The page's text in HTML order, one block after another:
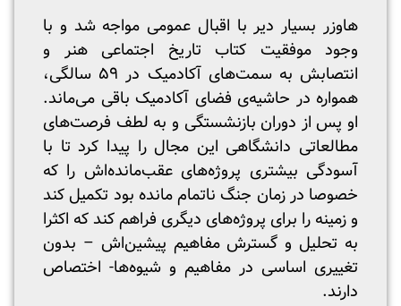
هاوزر بسیار دیر با اقبال عمومی مواجه شد و با
وجود موفقیت کتاب تاریخ اجتماعی هنر و
انتصابش به سمت‌های آکادمیک در ۵۹ سالگی،
همواره در حاشیه‌ی فضای آکادمیک باقی می‌ماند.
او پس از دوران بازنشستگی و به لطف فرصت‌های
مطالعاتی دانشگاهی این مجال را پیدا کرد تا با
آسودگی بیشتری پروژه‌های عقب‌مانده‌اش را که
خصوصا در زمان جنگ ناتمام مانده بود تکمیل کند
و زمینه را برای پروژه‌های دیگری فراهم کند که اکثرا
به تحلیل و گسترش مفاهیم پیشین‌اش – بدون
تغییری اساسی در مفاهیم و شیوه‌ها- اختصاص
دارند.